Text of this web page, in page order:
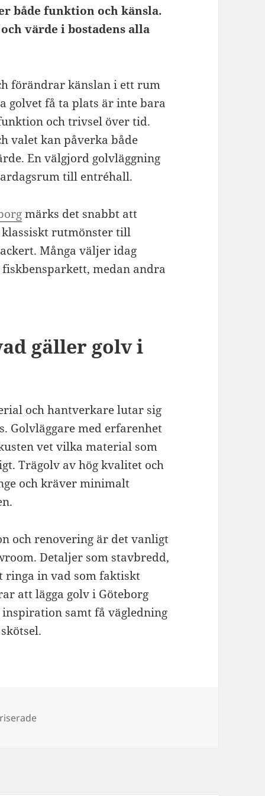
både funktion och känsla.
värde i bostadens alla
förändrar känslan i ett rum
golvet få ta plats är inte bara
och trivsel över tid.
valet kan påverka både
En välgjord golvläggning
till entréhall.
märks det snabbt att
rutmönster till
Många väljer idag
medan andra
gäller golv i
och hantverkare lutar sig
Golvläggare med erfarenhet
vet vilka material som
Trägolv av hög kvalitet och
och kräver minimalt
och renovering är det vanligt
Detaljer som stavbredd,
in vad som faktiskt
att lägga golv i Göteborg
samt få vägledning